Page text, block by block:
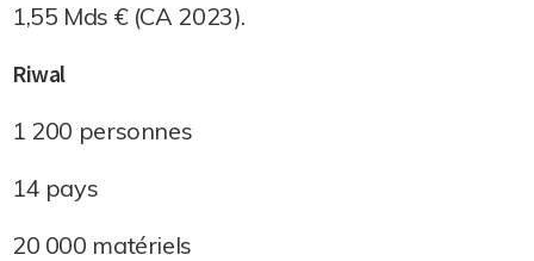
1,55 Mds € (CA 2023).
Riwal
1 200 personnes
14 pays
20 000 matériels